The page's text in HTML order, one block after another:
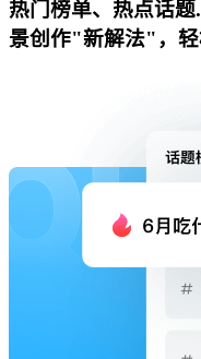
热门榜单、热点话
景创作"新解法"，轻